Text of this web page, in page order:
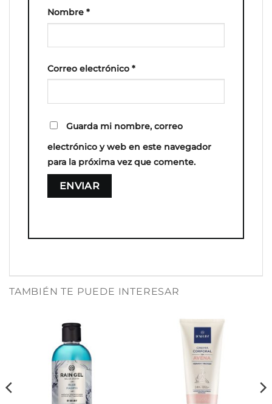
Nombre *
Correo electrónico *
Guarda mi nombre, correo
electrónico y web en este navegador
para la próxima vez que comente.
TAMBIÉN TE PUEDE INTERESAR